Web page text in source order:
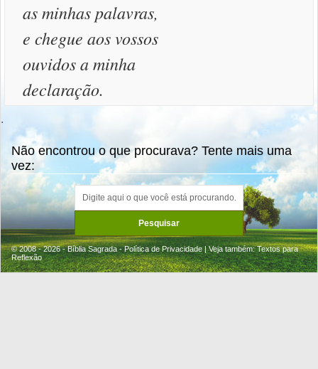
as minhas palavras,
e chegue aos vossos
ouvidos a minha
declaração.
.
Não encontrou o que procurava? Tente mais uma
vez:
© 2008 - 2026 - Bíblia Sagrada -Política de Privacidade | Veja também:Textos para
Reflexão